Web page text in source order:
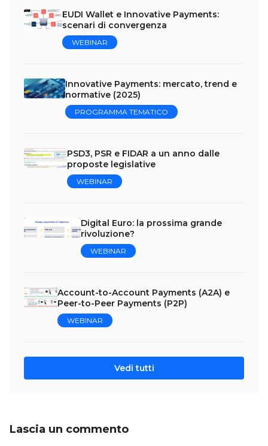
EUDI Wallet e Innovative Payments:
scenari di convergenza
WEBINAR
Innovative Payments: mercato, trend e
normative (2025)
PROGRAMMA TEMATICO
PSD3, PSR e FIDAR a un anno dalle
proposte legislative
WEBINAR
Digital Euro: la prossima grande
rivoluzione?
WEBINAR
Account-to-Account Payments (A2A) e
Peer-to-Peer Payments (P2P)
WEBINAR
Vedi tutti
Lascia un commento